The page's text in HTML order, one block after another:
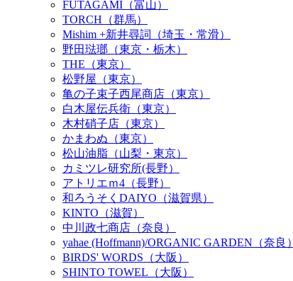
FUTAGAMI（富山）
TORCH（群馬）
Mishim +新井尋詞（埼玉・常滑）
野田琺瑯（東京・栃木）
THE（東京）
松野屋（東京）
亀の子束子西尾商店（東京）
白木屋伝兵衛（東京）
木村硝子店（東京）
かまわぬ（東京）
松山油脂（山梨・東京）
カミツレ研究所(長野）
アトリエｍ4（長野）
和ろうそくDAIYO（滋賀県）
KINTO（滋賀）
中川政七商店（奈良）
yahae (Hoffmann)/ORGANIC GARDEN（奈良）
BIRDS' WORDS（大阪）
SHINTO TOWEL（大阪）